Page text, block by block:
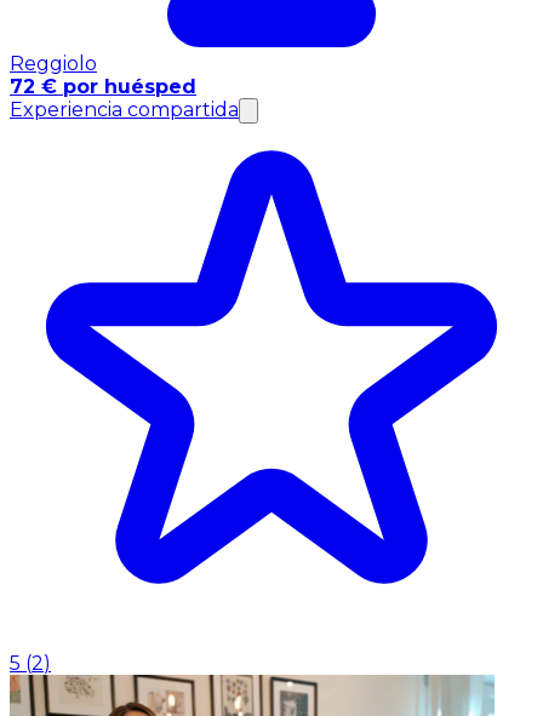
Reggiolo
72 € por huésped
Experiencia compartida
5 (2)